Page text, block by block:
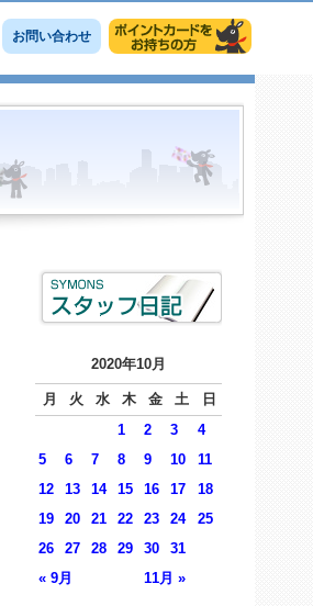
お問い合わせ
2020年10月
月 火 水 木 金 土 日
« 9月 11月 »
1 2 3
4
5
6 7 8 9 10
11
12
13 14 15 16 17
18
19
20 21 22 23 24
25
26
27 28 29 30 31